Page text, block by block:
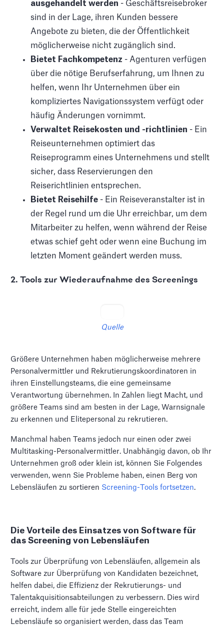
ausgehandelt werden - Geschäftsreisebroker
sind in der Lage, ihren Kunden bessere
Angebote zu bieten, die der Öffentlichkeit
möglicherweise nicht zugänglich sind.
Bietet Fachkompetenz - Agenturen verfügen
über die nötige Berufserfahrung, um Ihnen zu
helfen, wenn Ihr Unternehmen über ein
kompliziertes Navigationssystem verfügt oder
häufig Änderungen vornimmt.
Verwaltet Reisekosten und -richtlinien - Ein
Reiseunternehmen optimiert das
Reiseprogramm eines Unternehmens und stellt
sicher, dass Reservierungen den
Reiserichtlinien entsprechen.
Bietet Reisehilfe - Ein Reiseveranstalter ist in
der Regel rund um die Uhr erreichbar, um dem
Mitarbeiter zu helfen, wenn während der Reise
etwas schief geht oder wenn eine Buchung im
letzten Moment geändert werden muss.
2. Tools zur Wiederaufnahme des Screenings
Quelle
Größere Unternehmen haben möglicherweise mehrere
Personalvermittler und Rekrutierungskoordinatoren in
ihren Einstellungsteams, die eine gemeinsame
Verantwortung übernehmen. In Zahlen liegt Macht, und
größere Teams sind am besten in der Lage, Warnsignale
zu erkennen und Elitepersonal zu rekrutieren.
Manchmal haben Teams jedoch nur einen oder zwei
Multitasking-Personalvermittler. Unabhängig davon, ob Ihr
Unternehmen groß oder klein ist, können Sie Folgendes
verwenden, wenn Sie Probleme haben, einen Berg von
Lebensläufen zu sortieren Screening-Tools fortsetzen.
Die Vorteile des Einsatzes von Software für
das Screening von Lebensläufen
Tools zur Überprüfung von Lebensläufen, allgemein als
Software zur Überprüfung von Kandidaten bezeichnet,
helfen dabei, die Effizienz der Rekrutierungs- und
Talentakquisitionsabteilungen zu verbessern. Dies wird
erreicht, indem alle für jede Stelle eingereichten
Lebensläufe so organisiert werden, dass das Team